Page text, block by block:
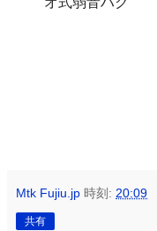
Mtk Fujiu.jp 時刻: 20:09
共有